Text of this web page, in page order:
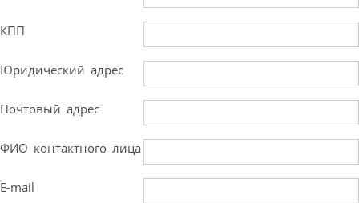
КПП
Юридический адрес
Почтовый адрес
ФИО контактного лица
E-mail